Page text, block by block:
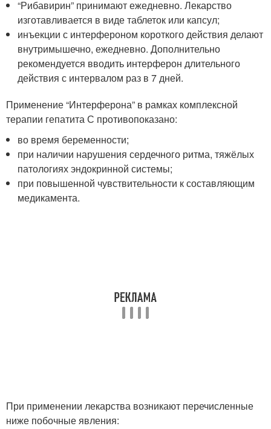
“Рибавирин” принимают ежедневно. Лекарство
изготавливается в виде таблеток или капсул;
инъекции с интерфероном короткого действия делают
внутримышечно, ежедневно. Дополнительно
рекомендуется вводить интерферон длительного
действия с интервалом раз в 7 дней.
Применение “Интерферона” в рамках комплексной
терапии гепатита С противопоказано:
во время беременности;
при наличии нарушения сердечного ритма, тяжёлых
патологиях эндокринной системы;
при повышенной чувствительности к составляющим
медикамента.
При применении лекарства возникают перечисленные
ниже побочные явления: